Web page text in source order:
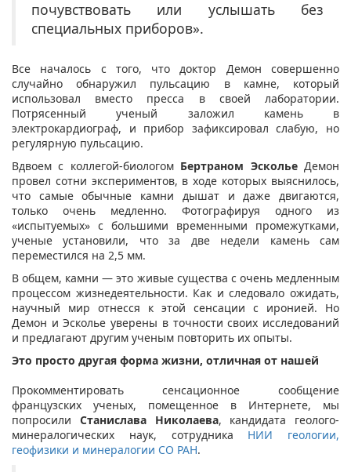
почувствовать или услышать без
специальных приборов».
Все началось с того, что доктор Демон совершенно
случайно обнаружил пульсацию в камне, который
использовал вместо пресса в своей лаборатории.
Потрясенный ученый заложил камень в
электрокардиограф, и прибор зафиксировал слабую, но
регулярную пульсацию.
Вдвоем с коллегой-биологом Бертраном ЭскольеДемон
провел сотни экспериментов, в ходе которых выяснилось,
что самые обычные камни дышат и даже двигаются,
только очень медленно. Фотографируя одного из
«испытуемых» с большими временными промежутками,
ученые установили, что за две недели камень сам
переместился на 2,5 мм.
В общем, камни — это живые существа с очень медленным
процессом жизнедеятельности. Как и следовало ожидать,
научный мир отнесся к этой сенсации с иронией. Но
Демон и Эсколье уверены в точности своих исследований
и предлагают другим ученым повторить их опыты.
Это просто другая форма жизни, отличная от нашей
Прокомментировать сенсационное сообщение
французских ученых, помещенное в Интернете, мы
попросили Станислава Николаева, кандидата геолого-
минералогических наук, сотрудника НИИ геологии,
геофизики и минералогии СО РАН.